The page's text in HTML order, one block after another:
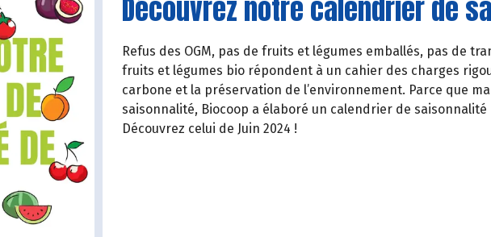
Découvrez notre calendrier de
Refus des OGM, pas de fruits et légumes emballés, pas de
fruits et légumes bio répondent à un cahier des charges
carbone et la préservation de l’environnement. Parce que
saisonnalité, Biocoop a élaboré un calendrier de
Découvrez celui de Juin 2024 !